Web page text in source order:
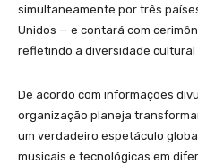
simultaneamente por três
Unidos — e contará com
refletindo a diversidade cultural
De acordo com informações
organização planeja
um verdadeiro espetáculo
musicais e tecnológicas em